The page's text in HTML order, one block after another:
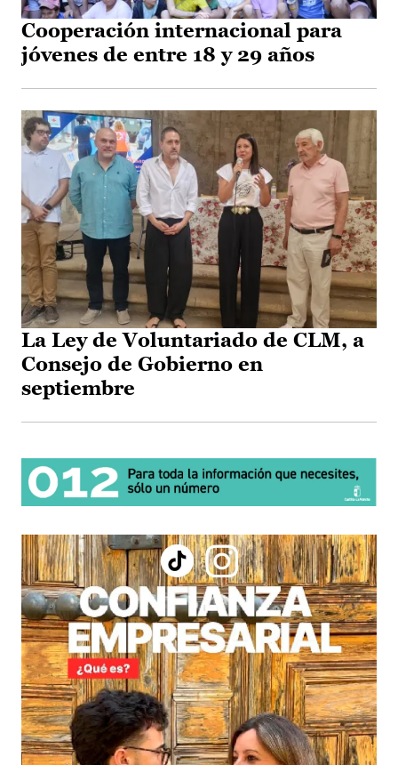
Cooperación internacional para
jóvenes de entre 18 y 29 años
La Ley de Voluntariado de CLM, a
Consejo de Gobierno en
septiembre